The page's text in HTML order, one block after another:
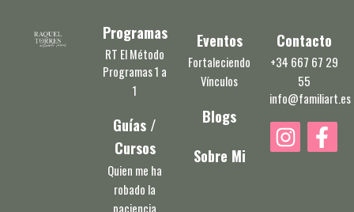
Programas
RT El Método
Programas 1 a
1
Guías /
Cursos
Quien me ha
robado la
paciencia
Eventos
Fortaleciendo
Vínculos
Blogs
Sobre Mi
Contacto
+34 667 67 29
55
info@familiart.es
I
n
F
a